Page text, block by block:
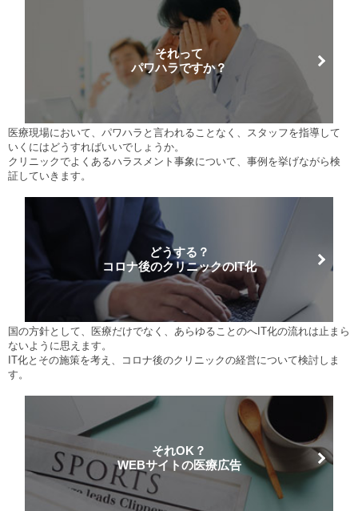
それって
パワハラですか？
医療現場において、パワハラと言われることなく、スタッフを指導して
いくにはどうすればいいでしょうか。
クリニックでよくあるハラスメント事象について、事例を挙げながら検
証していきます。
どうする？
コロナ後のクリニックのIT化
国の方針として、医療だけでなく、あらゆることのへIT化の流れは止まら
ないように思えます。
IT化とその施策を考え、コロナ後のクリニックの経営について検討しま
す。
それOK？
WEBサイトの医療広告